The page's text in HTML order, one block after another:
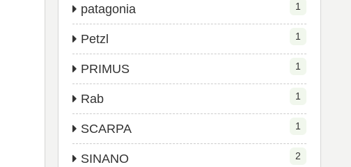
patagonia 1
Petzl 1
PRIMUS 1
Rab 1
SCARPA 1
SINANO 2